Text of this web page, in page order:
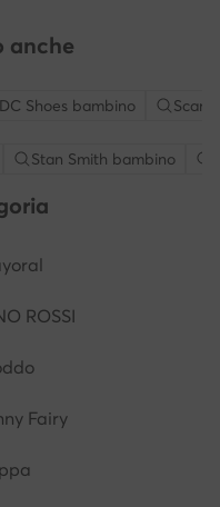
anche
DC Shoes bambino
Stan Smith bambino
ROSSI
Fairy